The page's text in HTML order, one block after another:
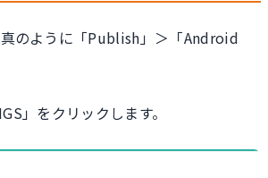
のように「Publish」＞「Android
」をクリックします。